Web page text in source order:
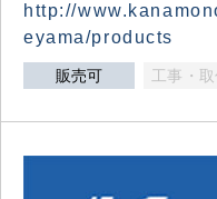
http://
eyama/products
販売可 工事・